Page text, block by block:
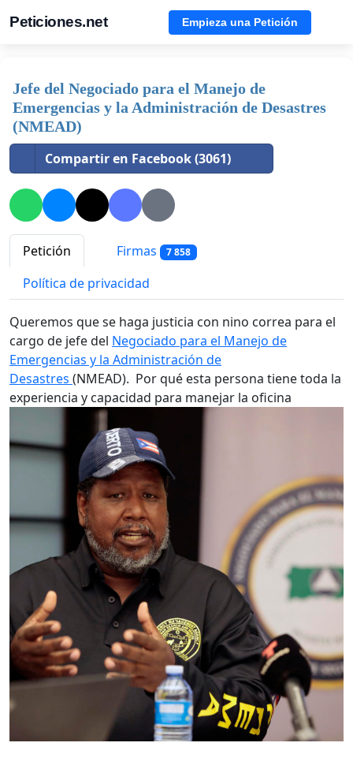
Peticiones.net Empieza una Petición
Jefe del Negociado para el Manejo de
Emergencias y la Administración de Desastres
(NMEAD)
Compartir en Facebook (3061)
Petición Firmas 7 858
Política de privacidad
Queremos que se haga justicia con nino correa para el
cargo de jefe del Negociado para el Manejo de
Emergencias y la Administración de
Desastres (NMEAD). Por qué esta persona tiene toda la
experiencia y capacidad para manejar la oficina